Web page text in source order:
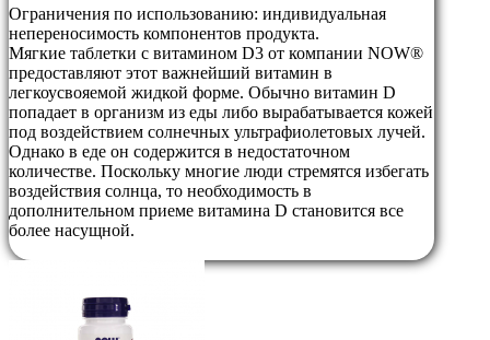
Ограничения по использованию: индивидуальная
непереносимость компонентов продукта.
Мягкие таблетки с витамином D3 от компании NOW®
предоставляют этот важнейший витамин в
легкоусвояемой жидкой форме. Обычно витамин D
попадает в организм из еды либо вырабатывается кожей
под воздействием солнечных ультрафиолетовых лучей.
Однако в еде он содержится в недостаточном
количестве. Поскольку многие люди стремятся избегать
воздействия солнца, то необходимость в
дополнительном приеме витамина D становится все
более насущной.